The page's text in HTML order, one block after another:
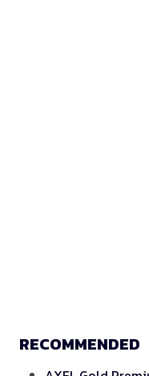
RECOMMENDED